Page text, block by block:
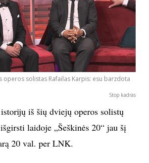
operos solistas Rafailas Karpis: esu barzdota
Stop kadras
iš šių dviejų operos solistų
laidoje „Šeškinės 20“ jau šį
20 val. per LNK.